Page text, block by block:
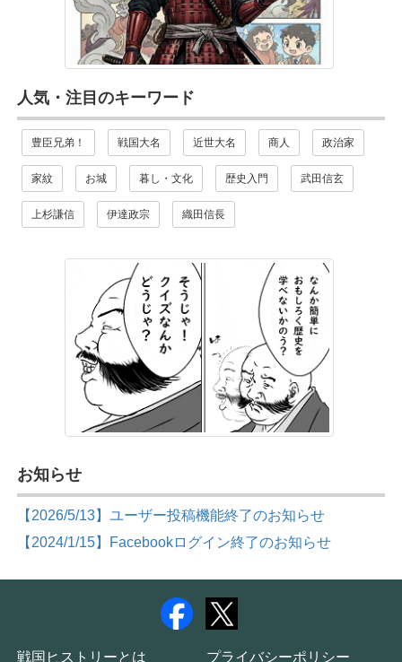
人気・注目のキーワード
豊臣兄弟！ 戦国大名 近世大名 商人 政治家
家紋 お城 暮し・文化 歴史入門 武田信玄
上杉謙信 伊達政宗 織田信長
お知らせ
【2026/5/13】ユーザー投稿機能終了のお知らせ
【2024/1/15】Facebookログイン終了のお知らせ
戦国ヒストリーとは プライバシーポリシー